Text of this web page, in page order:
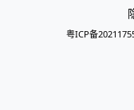
粤ICP备